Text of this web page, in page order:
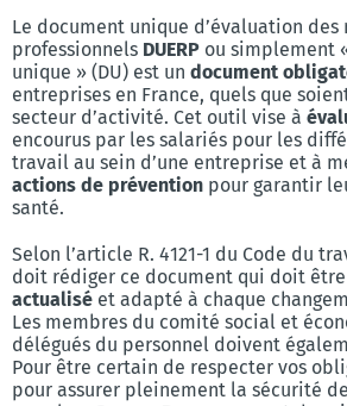
Le document unique d’évaluation des
professionnels DUERP ou simplement
unique » (DU) est un document
entreprises en France, quels que
secteur d’activité. Cet outil vise à
encourus par les salariés pour les
travail au sein d’une entreprise et à
actions de prévention pour garantir
santé.
Selon l’article R. 4121-1 du Code du
doit rédiger ce document qui doit être
actualisé et adapté à chaque
Les membres du comité social et
délégués du personnel doivent
Pour être certain de respecter vos
pour assurer pleinement la sécurité